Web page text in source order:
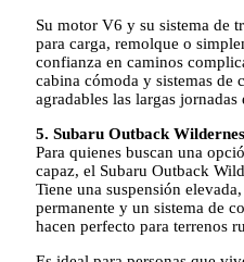
Su motor V6 y su sistema de
para carga, remolque o
confianza en caminos
cabina cómoda y sistemas de
agradables las largas jornadas
5. Subaru Outback
Para quienes buscan una
capaz, el Subaru Outback
Tiene una suspensión
permanente y un sistema de
hacen perfecto para terrenos